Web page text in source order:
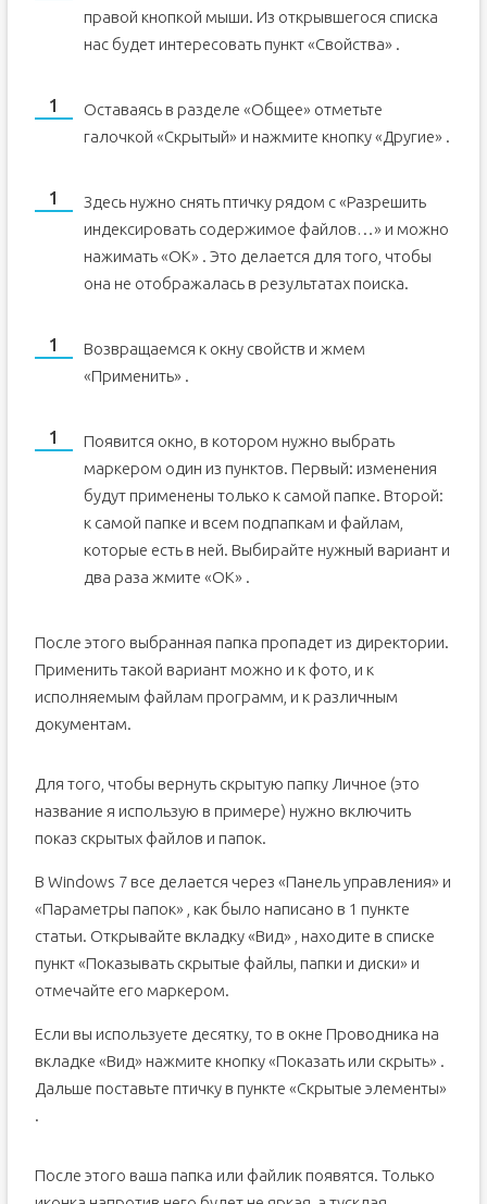
правой кнопкой мыши. Из открывшегося списка
нас будет интересовать пункт «Свойства» .
Оставаясь в разделе «Общее» отметьте
галочкой «Скрытый» и нажмите кнопку «Другие» .
Здесь нужно снять птичку рядом с «Разрешить
индексировать содержимое файлов…» и можно
нажимать «ОК» . Это делается для того, чтобы
она не отображалась в результатах поиска.
Возвращаемся к окну свойств и жмем
«Применить» .
Появится окно, в котором нужно выбрать
маркером один из пунктов. Первый: изменения
будут применены только к самой папке. Второй:
к самой папке и всем подпапкам и файлам,
которые есть в ней. Выбирайте нужный вариант и
два раза жмите «ОК» .
После этого выбранная папка пропадет из директории.
Применить такой вариант можно и к фото, и к
исполняемым файлам программ, и к различным
документам.
Для того, чтобы вернуть скрытую папку Личное (это
название я использую в примере) нужно включить
показ скрытых файлов и папок.
В Windows 7 все делается через «Панель управления» и
«Параметры папок» , как было написано в 1 пункте
статьи. Открывайте вкладку «Вид» , находите в списке
пункт «Показывать скрытые файлы, папки и диски» и
отмечайте его маркером.
Если вы используете десятку, то в окне Проводника на
вкладке «Вид» нажмите кнопку «Показать или скрыть» .
Дальше поставьте птичку в пункте «Скрытые элементы»
.
После этого ваша папка или файлик появятся. Только